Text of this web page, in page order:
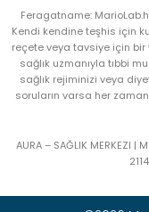
Feragatname:
Kendi kendine teşhis için
reçete veya tavsiye için bir
sağlık uzmanıyla tıbbi
sağlık rejiminizi veya
soruların varsa her
AURA – SAĞLIK MERKEZI